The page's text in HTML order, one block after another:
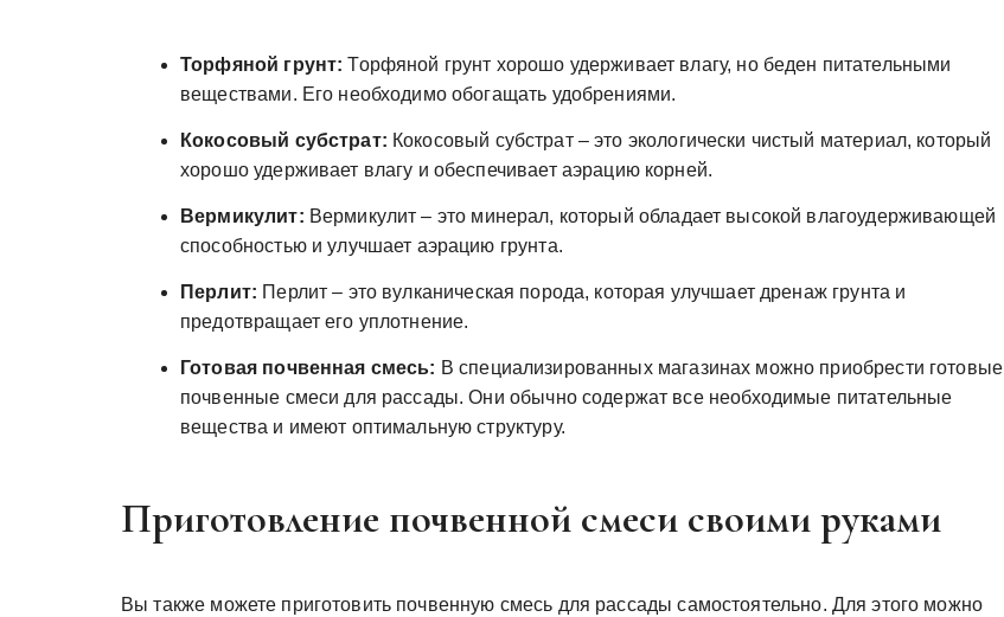
Торфяной грунт: Торфяной грунт хорошо удерживает влагу, но беден питательными
веществами. Его необходимо обогащать удобрениями.
Кокосовый субстрат: Кокосовый субстрат – это экологически чистый материал, который
хорошо удерживает влагу и обеспечивает аэрацию корней.
Вермикулит: Вермикулит – это минерал, который обладает высокой влагоудерживающей
способностью и улучшает аэрацию грунта.
Перлит: Перлит – это вулканическая порода, которая улучшает дренаж грунта и
предотвращает его уплотнение.
Готовая почвенная смесь: В специализированных магазинах можно приобрести готовые
почвенные смеси для рассады. Они обычно содержат все необходимые питательные
вещества и имеют оптимальную структуру.
Приготовление почвенной смеси своими руками
Вы также можете приготовить почвенную смесь для рассады самостоятельно. Для этого можно